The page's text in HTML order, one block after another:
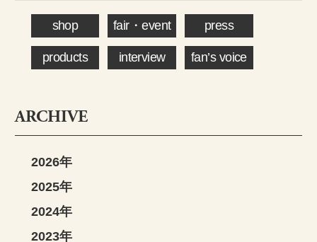
shop fair・event press
products interview fan’s voice
ARCHIVE
2026年
2025年
2024年
2023年